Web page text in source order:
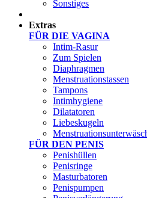
Sonstiges
Extras
FÜR DIE VAGINA
Intim-Rasur
Zum Spielen
Diaphragmen
Menstruationstassen
Tampons
Intimhygiene
Dilatatoren
Liebeskugeln
FÜR DEN PENIS
Penishüllen
Penisringe
Masturbatoren
Penispumpen